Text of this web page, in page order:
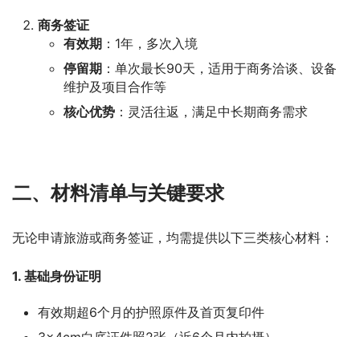
商务签证
有效期 ：1年，多次入境
停留期 ：单次最长90天，适用于商务洽谈、设备
维护及项目合作等
核心优势 ：灵活往返，满足中长期商务需求
二、材料清单与关键要求
无论申请旅游或商务签证，均需提供以下三类核心材料：
1. 基础身份证明
有效期超6个月的护照原件及首页复印件